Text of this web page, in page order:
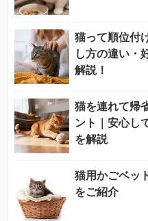
猫って順位付
し方の違い・
解説！
猫を連れて帰
ント｜安心し
を解説
猫用かごベッ
をご紹介